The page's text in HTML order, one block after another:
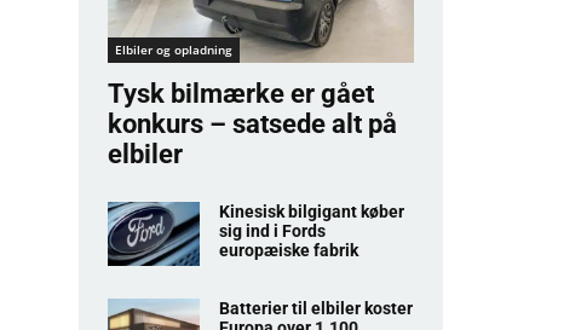
Elbiler og opladning
Tysk bilmærke er gået
konkurs – satsede alt på
elbiler
Kinesisk bilgigant køber
sig ind i Fords
europæiske fabrik
Batterier til elbiler koster